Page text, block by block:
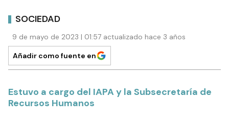
SOCIEDAD
9 de mayo de 2023 | 01:57 actualizado hace 3 años
Añadir como fuente en
Estuvo a cargo del IAPA y la Subsecretaría de
Recursos Humanos